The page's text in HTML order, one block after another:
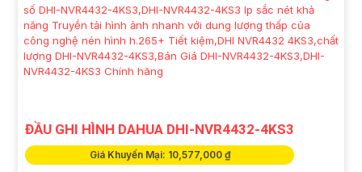
ĐẦU GHI HÌNH DAHUA DHI-NVR4432-4KS3
Giá Khuyến Mại: 10,577,000 ₫